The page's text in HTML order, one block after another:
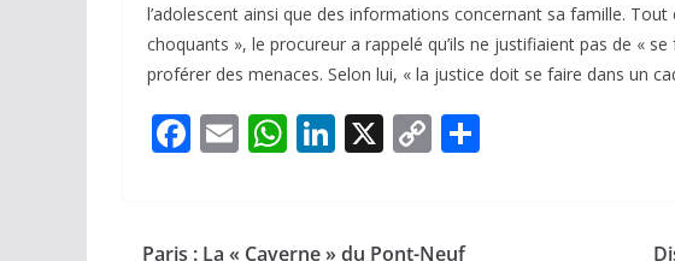
l’adolescent ainsi que des informations concernant sa famille.
choquants », le procureur a rappelé qu’ils ne justifiaient pas de «
proférer des menaces. Selon lui, « la justice doit se faire dans un
F
b
E
l
W
s
Li
e
X C
y
Paris : La « Caverne » du Pont-Neuf